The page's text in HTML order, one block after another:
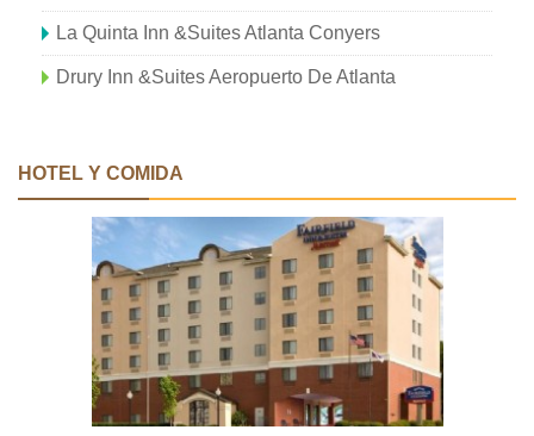
La Quinta Inn &Suites Atlanta Conyers
Drury Inn &Suites Aeropuerto De Atlanta
HOTEL Y COMIDA